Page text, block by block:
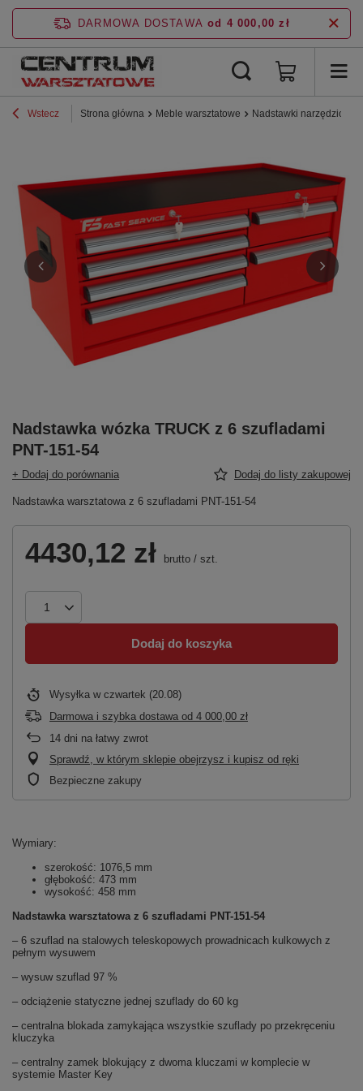
DARMOWA DOSTAWA od 4 000,00 zł
Wstecz Strona główna Meble warsztatowe Nadstawki narzędziowe
Nadstawka wózka TRUCK z 6 szufladami
PNT-151-54
+ Dodaj do porównania Dodaj do listy zakupowej
Nadstawka warsztatowa z 6 szufladami PNT-151-54
4430,12 zł brutto / szt.
Dodaj do koszyka
Wysyłka w czwartek (20.08)
Darmowa i szybka dostawa od 4 000,00 zł
14 dni na łatwy zwrot
Sprawdź, w którym sklepie obejrzysz i kupisz od ręki
Bezpieczne zakupy
Wymiary:
szerokość: 1076,5 mm
głębokość: 473 mm
wysokość: 458 mm
Nadstawka warsztatowa z 6 szufladami PNT-151-54
– 6 szuflad na stalowych teleskopowych prowadnicach kulkowych z
pełnym wysuwem
– wysuw szuflad 97 %
– odciążenie statyczne jednej szuflady do 60 kg
– centralna blokada zamykająca wszystkie szuflady po przekręceniu
kluczyka
– centralny zamek blokujący z dwoma kluczami w komplecie w
systemie Master Key